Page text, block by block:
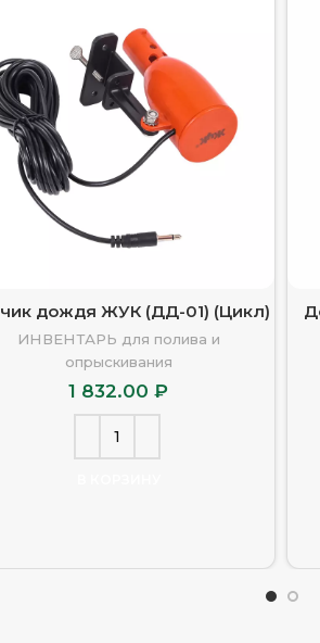
дождя ЖУК (ДД-01) (Цикл)
ИНВЕНТАРЬ для полива и
опрыскивания
1 832.00₽